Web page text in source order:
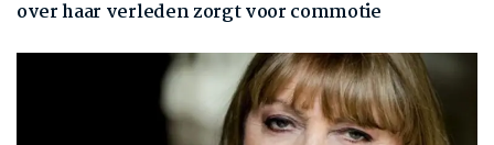
over haar verleden zorgt voor commotie